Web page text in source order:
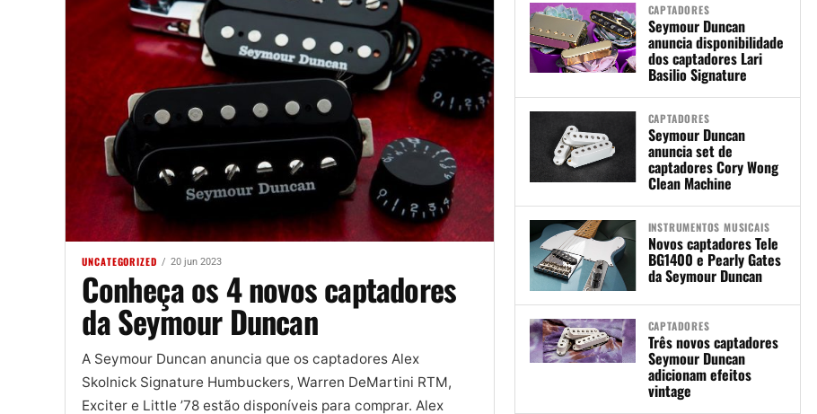
UNCATEGORIZED 20 jun 2023
Conheça os 4 novos captadores
da Seymour Duncan
A Seymour Duncan anuncia que os captadores Alex
Skolnick Signature Humbuckers, Warren DeMartini RTM,
Exciter e Little ’78 estão disponíveis para comprar. Alex
CAPTADORES
Seymour Duncan
anuncia disponibilidade
dos captadores Lari
Basilio Signature
CAPTADORES
Seymour Duncan
anuncia set de
captadores Cory Wong
Clean Machine
INSTRUMENTOS MUSICAIS
Novos captadores Tele
BG1400 e Pearly Gates
da Seymour Duncan
CAPTADORES
Três novos captadores
Seymour Duncan
adicionam efeitos
vintage